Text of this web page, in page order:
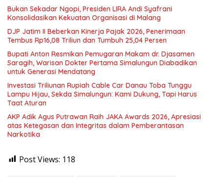
Bukan Sekadar Ngopi, Presiden LIRA Andi Syafrani
Konsolidasikan Kekuatan Organisasi di Malang
DJP Jatim II Beberkan Kinerja Pajak 2026, Penerimaan
Tembus Rp16,08 Triliun dan Tumbuh 25,04 Persen
Bupati Anton Resmikan Pemugaran Makam dr. Djasamen
Saragih, Warisan Dokter Pertama Simalungun Diabadikan
untuk Generasi Mendatang
Investasi Triliunan Rupiah Cable Car Danau Toba Tunggu
Lampu Hijau, Sekda Simalungun: Kami Dukung, Tapi Harus
Taat Aturan
AKP Adik Agus Putrawan Raih JAKA Awards 2026, Apresiasi
atas Ketegasan dan Integritas dalam Pemberantasan
Narkotika
Post Views: 118